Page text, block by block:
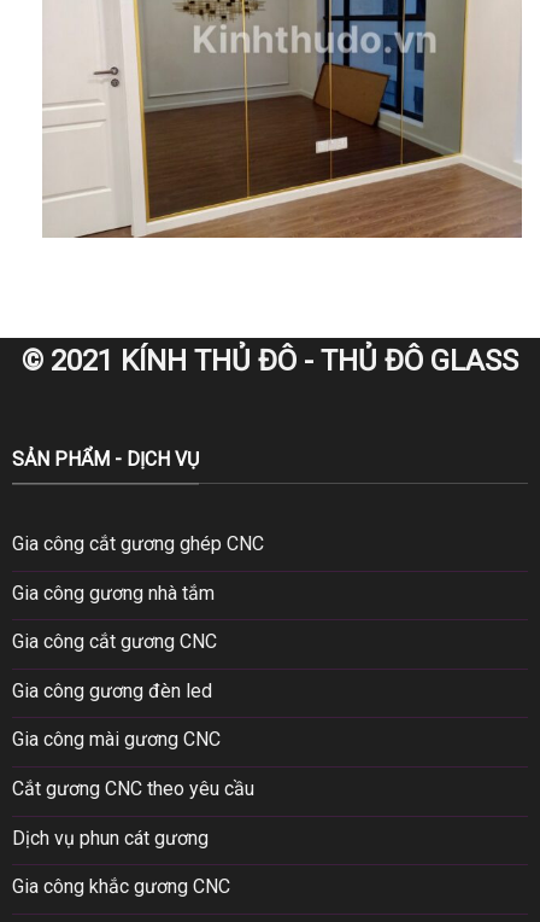
© 2021 KÍNH THỦ ĐÔ - THỦ ĐÔ GLASS
SẢN PHẨM - DỊCH VỤ
Gia công cắt gương ghép CNC
Gia công gương nhà tắm
Gia công cắt gương CNC
Gia công gương đèn led
Gia công mài gương CNC
Cắt gương CNC theo yêu cầu
Dịch vụ phun cát gương
Gia công khắc gương CNC